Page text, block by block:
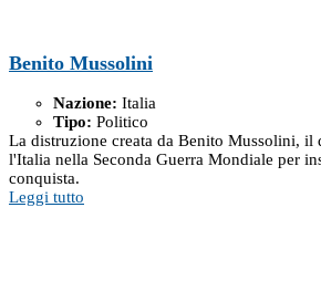
Benito Mussolini
Nazione: Italia
Tipo: Politico
La distruzione creata da Benito Mussolini, il
l'Italia nella Seconda Guerra Mondiale per
conquista.
Leggi tutto